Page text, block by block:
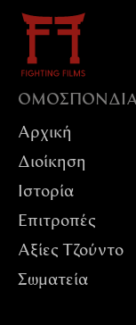
Αρχική
Διοίκηση
Ιστορία
Επιτροπές
Αξίες Tζούντο
Σωματεία